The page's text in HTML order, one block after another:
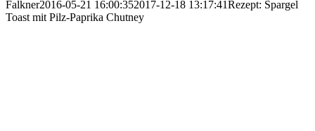
Falkner2016-05-21 16:00:352017-12-18 13:17:41Rezept: Spargel
Toast mit Pilz-Paprika Chutney